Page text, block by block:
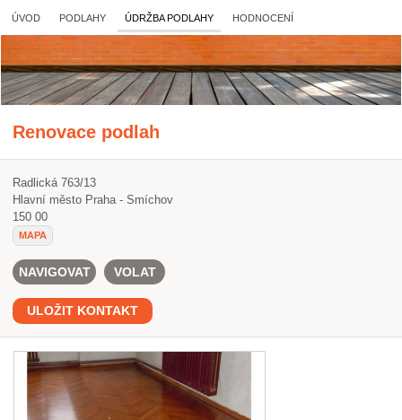
ÚVOD PODLAHY ÚDRŽBA PODLAHY HODNOCENÍ
Renovace podlah
Radlická 763/13
Hlavní město Praha - Smíchov
150 00
MAPA
NAVIGOVAT VOLAT
ULOŽIT KONTAKT